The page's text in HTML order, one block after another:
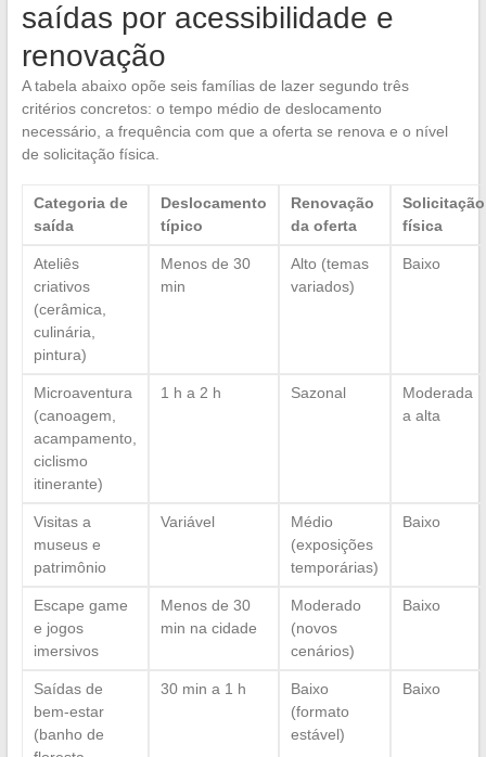
saídas por acessibilidade e
renovação
A tabela abaixo opõe seis famílias de lazer segundo três
critérios concretos: o tempo médio de deslocamento
necessário, a frequência com que a oferta se renova e o nível
de solicitação física.
Categoria de
saída
Deslocamento
típico
Renovação
da oferta
Solicitação
física
Ateliês
criativos
(cerâmica,
culinária,
pintura)
Menos de 30
min
Alto (temas
variados)
Baixo
Microaventura
(canoagem,
acampamento,
ciclismo
itinerante)
1 h a 2 h Sazonal
Moderada
a alta
Visitas a
museus e
patrimônio
Variável
Médio
(exposições
temporárias)
Baixo
Escape game
e jogos
imersivos
Menos de 30
min na cidade
Moderado
(novos
cenários)
Baixo
Saídas de
bem-estar
(banho de
30 min a 1 h
Baixo
(formato
estável)
Baixo